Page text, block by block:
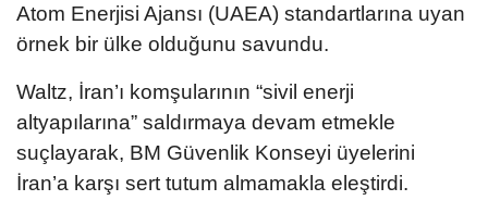
Atom Enerjisi Ajansı (UAEA) standartlarına uyan
örnek bir ülke olduğunu savundu.
Waltz, İran’ı komşularının “sivil enerji
altyapılarına” saldırmaya devam etmekle
suçlayarak, BM Güvenlik Konseyi üyelerini
İran’a karşı sert tutum almamakla eleştirdi.